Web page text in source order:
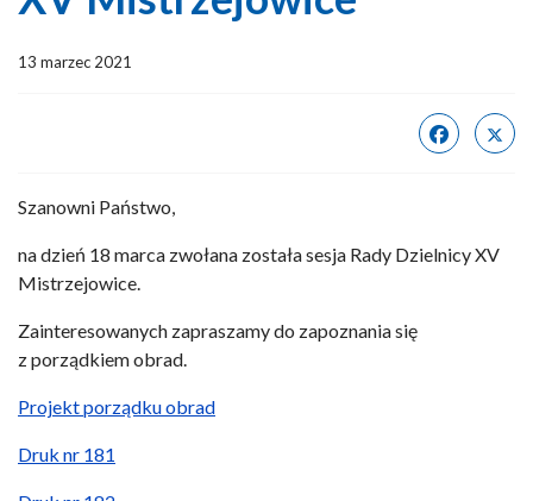
13 marzec 2021
Szanowni Państwo,
na dzień 18 marca zwołana została sesja Rady Dzielnicy XV
Mistrzejowice.
Zainteresowanych zapraszamy do zapoznania się
z porządkiem obrad.
Projekt porządku obrad
Druk nr 181